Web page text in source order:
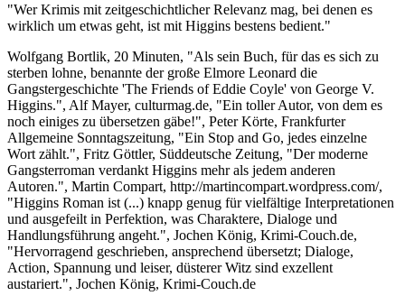
"Wer Krimis mit zeitgeschichtlicher Relevanz mag, bei denen es
wirklich um etwas geht, ist mit Higgins bestens bedient."
Wolfgang Bortlik, 20 Minuten, "Als sein Buch, für das es sich zu
sterben lohne, benannte der große Elmore Leonard die
Gangstergeschichte 'The Friends of Eddie Coyle' von George V.
Higgins.", Alf Mayer, culturmag.de, "Ein toller Autor, von dem es
noch einiges zu übersetzen gäbe!", Peter Körte, Frankfurter
Allgemeine Sonntagszeitung, "Ein Stop and Go, jedes einzelne
Wort zählt.", Fritz Göttler, Süddeutsche Zeitung, "Der moderne
Gangsterroman verdankt Higgins mehr als jedem anderen
Autoren.", Martin Compart, http://martincompart.wordpress.com/,
"Higgins Roman ist (...) knapp genug für vielfältige Interpretationen
und ausgefeilt in Perfektion, was Charaktere, Dialoge und
Handlungsführung angeht.", Jochen König, Krimi-Couch.de,
"Hervorragend geschrieben, ansprechend übersetzt; Dialoge,
Action, Spannung und leiser, düsterer Witz sind exzellent
austariert.", Jochen König, Krimi-Couch.de